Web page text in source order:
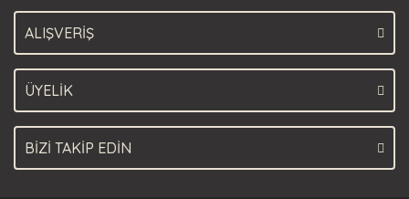
ALIŞVERİŞ
ÜYELİK
BİZİ TAKİP EDİN